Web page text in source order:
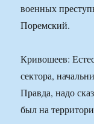
военных
Поремский.
Кривошеев:
сектора,
Правда, надо
был на